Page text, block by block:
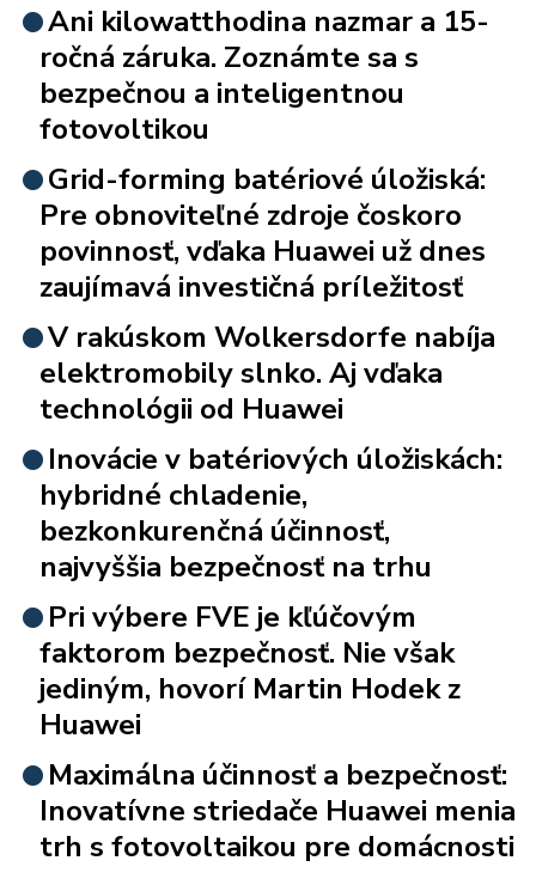
Ani kilowatthodina nazmar a 15-
ročná záruka. Zoznámte sa s
bezpečnou a inteligentnou
fotovoltikou
Grid-forming batériové úložiská:
Pre obnoviteľné zdroje čoskoro
povinnosť, vďaka Huawei už dnes
zaujímavá investičná príležitosť
V rakúskom Wolkersdorfe nabíja
elektromobily slnko. Aj vďaka
technológii od Huawei
Inovácie v batériových úložiskách:
hybridné chladenie,
bezkonkurenčná účinnosť,
najvyššia bezpečnosť na trhu
Pri výbere FVE je kľúčovým
faktorom bezpečnosť. Nie však
jediným, hovorí Martin Hodek z
Huawei
Maximálna účinnosť a bezpečnosť:
Inovatívne striedače Huawei menia
trh s fotovoltaikou pre domácnosti